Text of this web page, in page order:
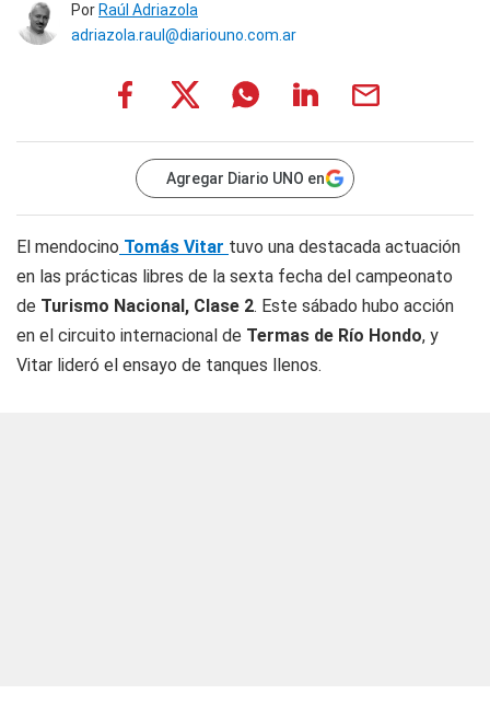
Por Raúl Adriazola
adriazola.raul@diariouno.com.ar
Agregar Diario UNO en
El mendocino Tomás Vitar tuvo una destacada actuación
en las prácticas libres de la sexta fecha del campeonato
de Turismo Nacional, Clase 2. Este sábado hubo acción
en el circuito internacional de Termas de Río Hondo, y
Vitar lideró el ensayo de tanques llenos.